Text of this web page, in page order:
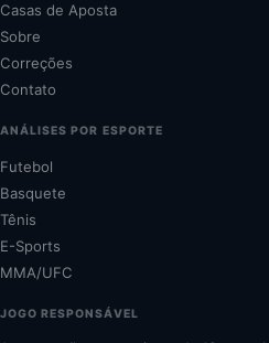
Casas de Aposta
Sobre
Correções
Contato
ANÁLISES POR ESPORTE
Futebol
Basquete
Tênis
E-Sports
MMA/UFC
JOGO RESPONSÁVEL